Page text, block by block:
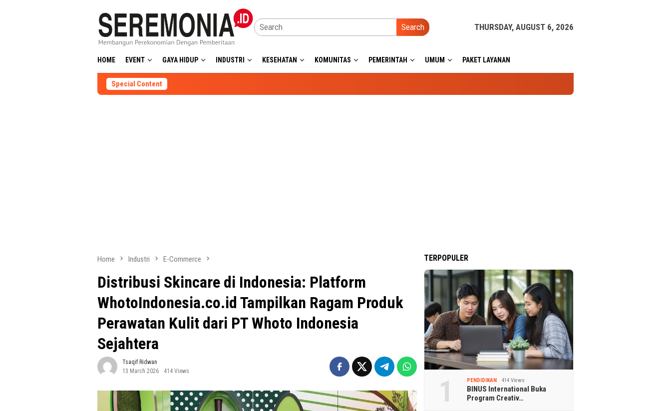
Search THURSDAY, AUGUST 6, 2026
HOME EVENT GAYA HIDUP INDUSTRI KESEHATAN KOMUNITAS PEMERINTAH UMUM PAKET LAYANAN
Special Content
Home Industri E-Commerce
Distribusi Skincare di Indonesia: Platform
WhotoIndonesia.co.id Tampilkan Ragam Produk
Perawatan Kulit dari PT Whoto Indonesia
Sejahtera
Tsaqif Ridwan
13 March 2026
414 Views
TERPOPULER
1 PENDIDIKAN 414 Views
BINUS International Buka
Program Creativ…